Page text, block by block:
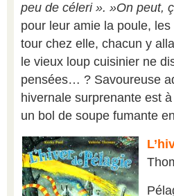
peu de céleri ». »On peut,
pour leur amie la poule,
tour chez elle, chacun y
le vieux loup cuisinier ne
pensées… ? Savoureuse
hivernale surprenante est
un bol de soupe fumante